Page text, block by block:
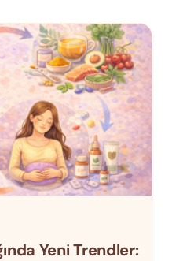
Yeni Trendler: